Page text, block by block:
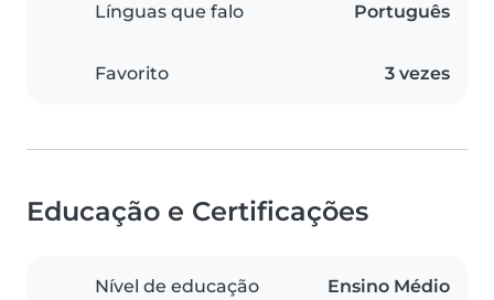
Línguas que falo Português
Favorito 3 vezes
Educação e Certificações
Nível de educação Ensino Médio